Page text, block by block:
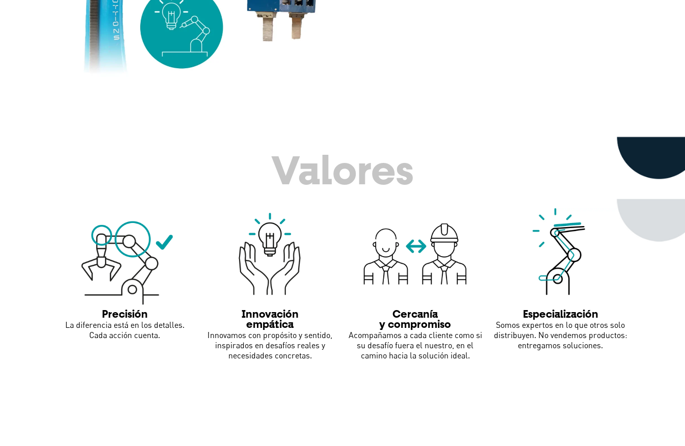
Valores
Precisión
La diferencia está en los detalles.
Cada acción cuenta.
Innovación
empática
Innovamos con propósito y sentido,
inspirados en desafíos reales y
necesidades concretas.
Cercanía
y compromiso
Acompañamos a cada cliente como si
su desafío fuera el nuestro, en el
camino hacia la solución ideal.
Especialización
Somos expertos en lo que otros solo
distribuyen. No vendemos productos:
entregamos soluciones.